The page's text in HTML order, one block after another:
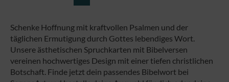
Schenke Hoffnung mit kraftvollen Psalmen und der
täglichen Ermutigung durch Gottes lebendiges Wort.
Unsere ästhetischen Spruchkarten mit Bibelversen
vereinen hochwertiges Design mit einer tiefen christlichen
Botschaft. Finde jetzt dein passendes Bibelwort bei